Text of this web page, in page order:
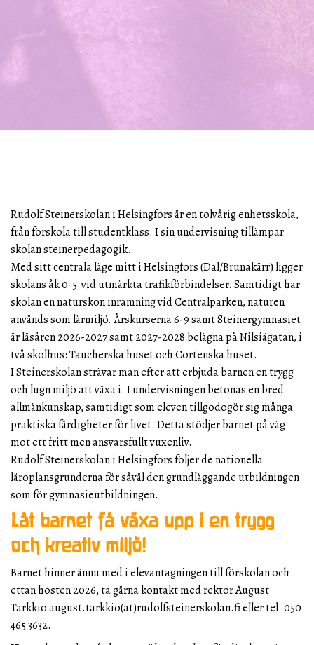
Rudolf Steinerskolan i Helsingfors är en tolvårig enhetsskola,
från förskola till studentklass. I sin undervisning tillämpar
skolan steinerpedagogik.
Med sitt centrala läge mitt i Helsingfors (Dal/Brunakärr) ligger
skolans åk 0-5 vid utmärkta trafikförbindelser. Samtidigt har
skolan en naturskön inramning vid Centralparken, naturen
används som lärmiljö. Årskurserna 6-9 samt Steinergymnasiet
är läsåren 2026-2027 samt 2027-2028 belägna på Nilsiägatan, i
två skolhus: Taucherska huset och Cortenska huset.
I Steinerskolan strävar man efter att erbjuda barnen en trygg
och lugn miljö att växa i. I undervisningen betonas en bred
allmänkunskap, samtidigt som eleven tillgodogör sig många
praktiska färdigheter för livet. Detta stödjer barnet på väg
mot ett fritt men ansvarsfullt vuxenliv.
Rudolf Steinerskolan i Helsingfors följer de nationella
läroplansgrunderna för såväl den grundläggande utbildningen
som för gymnasieutbildningen.
Låt barnet få växa upp i en trygg
och kreativ miljö!
Barnet hinner ännu med i elevantagningen till förskolan och
ettan hösten 2026, ta gärna kontakt med rektor August
Tarkkio august.tarkkio(at)rudolfsteinerskolan.fi eller tel. 050
465 3632.